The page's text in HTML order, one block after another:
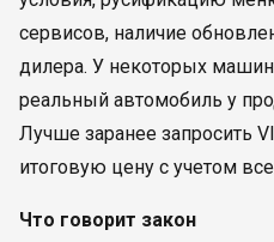
сервисов, наличие
дилера. У некоторых
реальный автомобиль у
Лучше заранее запросить
итоговую цену с учетом
Что говорит закон